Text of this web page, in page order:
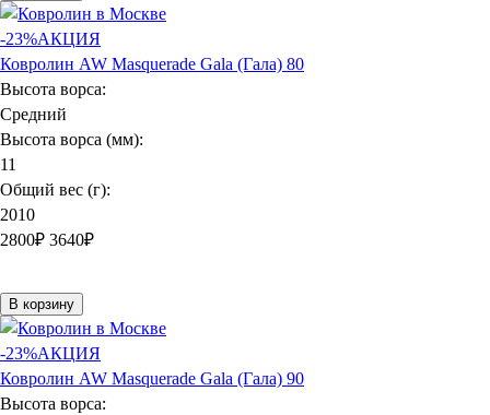
-23%АКЦИЯ
Ковролин AW Masquerade Gala (Гала) 80
Высота ворса:
Средний
Высота ворса (мм):
11
Общий вес (г):
2010
2800₽ 3640₽
В корзину
-23%АКЦИЯ
Ковролин AW Masquerade Gala (Гала) 90
Высота ворса: